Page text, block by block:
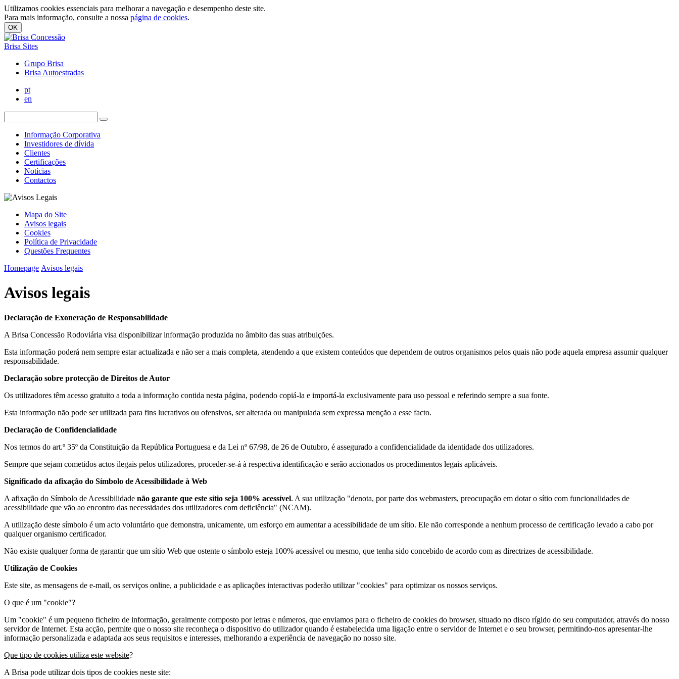
Utilizamos cookies essenciais para melhorar a navegação e desempenho deste site.
Para mais informação, consulte a nossa página de cookies.
OK
Brisa Sites
Grupo Brisa
Brisa Autoestradas
pt
en
Informação Corporativa
Investidores de dívida
Clientes
Certificações
Notícias
Contactos
Mapa do Site
Avisos legais
Cookies
Política de Privacidade
Questões Frequentes
Homepage Avisos legais
Avisos legais
Declaração de Exoneração de Responsabilidade
A Brisa Concessão Rodoviária visa disponibilizar informação produzida no âmbito das suas atribuições.
Esta informação poderá nem sempre estar actualizada e não ser a mais completa, atendendo a que existem conteúdos que dependem de outros organismos pelos quais não pode aquela empresa assumir qualquer
responsabilidade.
Declaração sobre protecção de Direitos de Autor
Os utilizadores têm acesso gratuito a toda a informação contida nesta página, podendo copiá-la e importá-la exclusivamente para uso pessoal e referindo sempre a sua fonte.
Esta informação não pode ser utilizada para fins lucrativos ou ofensivos, ser alterada ou manipulada sem expressa menção a esse facto.
Declaração de Confidencialidade
Nos termos do art.º 35º da Constituição da República Portuguesa e da Lei nº 67/98, de 26 de Outubro, é assegurado a confidencialidade da identidade dos utilizadores.
Sempre que sejam cometidos actos ilegais pelos utilizadores, proceder-se-á à respectiva identificação e serão accionados os procedimentos legais aplicáveis.
Significado da afixação do Símbolo de Acessibilidade à Web
A afixação do Símbolo de Acessibilidade não garante que este sítio seja 100% acessível. A sua utilização "denota, por parte dos webmasters, preocupação em dotar o sítio com funcionalidades de
acessibilidade que vão ao encontro das necessidades dos utilizadores com deficiência" (NCAM).
A utilização deste símbolo é um acto voluntário que demonstra, unicamente, um esforço em aumentar a acessibilidade de um sítio. Ele não corresponde a nenhum processo de certificação levado a cabo por
qualquer organismo certificador.
Não existe qualquer forma de garantir que um sítio Web que ostente o símbolo esteja 100% acessível ou mesmo, que tenha sido concebido de acordo com as directrizes de acessibilidade.
Utilização de Cookies
Este site, as mensagens de e-mail, os serviços online, a publicidade e as aplicações interactivas poderão utilizar "cookies" para optimizar os nossos serviços.
O que é um "cookie"?
Um "cookie" é um pequeno ficheiro de informação, geralmente composto por letras e números, que enviamos para o ficheiro de cookies do browser, situado no disco rígido do seu computador, através do nosso
servidor de Internet. Esta acção, permite que o nosso site reconheça o dispositivo do utilizador quando é estabelecida uma ligação entre o servidor de Internet e o seu browser, permitindo-nos apresentar-lhe
informação personalizada e adaptada aos seus requisitos e interesses, melhorando a experiência de navegação no nosso site.
Que tipo de cookies utiliza este website?
A Brisa pode utilizar dois tipos de cookies neste site: